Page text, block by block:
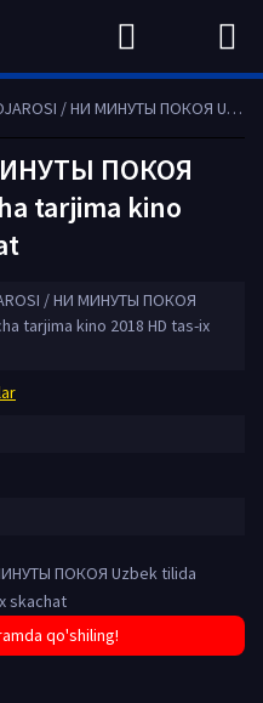
МИНУТЫ ПОКОЯ Uzbek tilida O'zbekcha tarjima kino 2018 HD tas-ix skachat
ПОКОЯ
tarjima kino
/ НИ МИНУТЫ ПОКОЯ
tarjima kino 2018 HD tas-ix
ПОКОЯ Uzbek tilida
skachat
qo'shiling!